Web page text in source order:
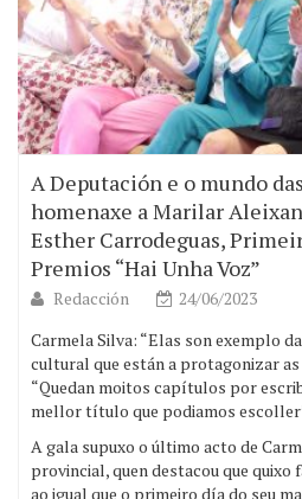
A Deputación e o mundo
homenaxe a Marilar
Esther Carrodeguas,
Premios “Hai Unha Voz”
Redacción
24/06/2023
Carmela Silva: “Elas son exemplo
cultural que están a protagonizar as
“Quedan moitos capítulos por
mellor título que podiamos
A gala supuxo o último acto de
provincial, quen destacou que quixo
ao igual que o primeiro día do seu